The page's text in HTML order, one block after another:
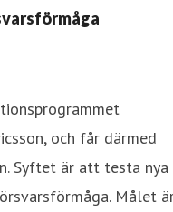
och får därmed
Syftet är att testa nya
Målet